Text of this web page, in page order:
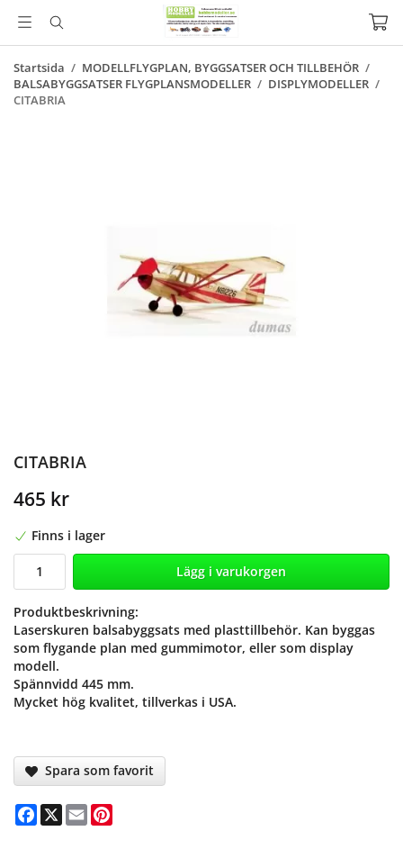
Startsida / MODELLFLYGPLAN, BYGGSATSER OCH TILLBEHÖR /
BALSABYGGSATSER FLYGPLANSMODELLER / DISPLYMODELLER /
CITABRIA
CITABRIA
465 kr
Finns i lager
Lägg i varukorgen
Produktbeskrivning:
Laserskuren balsabyggsats med plasttillbehör. Kan byggas
som flygande plan med gummimotor, eller som display
modell.
Spännvidd 445 mm.
Mycket hög kvalitet, tillverkas i USA.
Spara som favorit
Facebook
X Email